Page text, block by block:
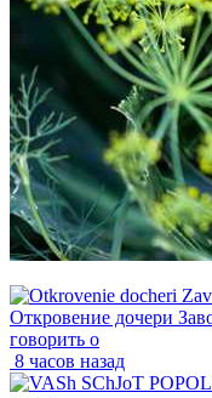
Откровение дочери
говорить о
8 часов назад